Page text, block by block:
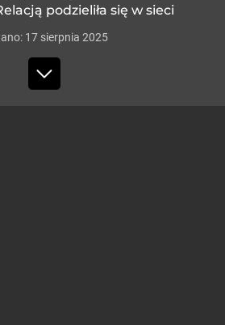
podzieliła się w sieci
17 sierpnia 2025